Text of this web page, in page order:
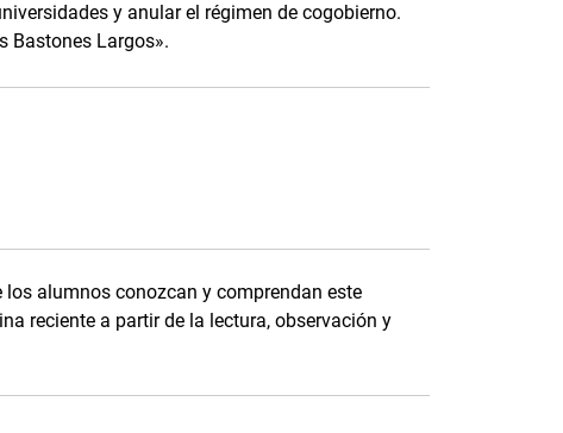
y anular el régimen de cogobierno.
Bastones Largos».
alumnos conozcan y comprendan este
reciente a partir de la lectura, observación y